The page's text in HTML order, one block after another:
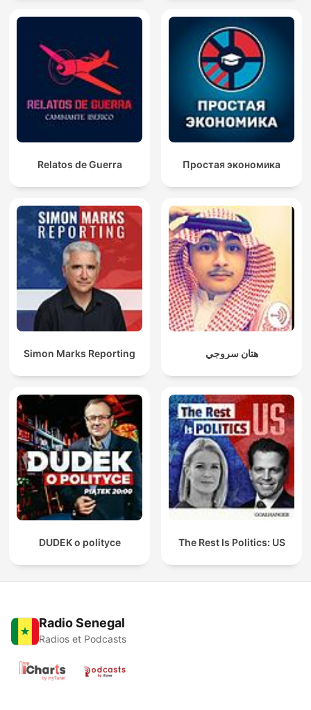
Relatos de Guerra Простая экономика
Simon Marks Reporting هتان سروجي
DUDEK o polityce The Rest Is Politics: US
Radio Senegal
Radios et Podcasts